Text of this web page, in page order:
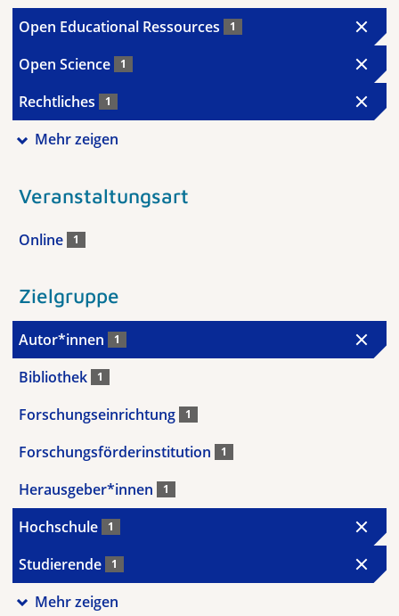
Open Educational Ressources 1
Open Science 1
Rechtliches 1
Mehr zeigen
Veranstaltungsart
Online 1
Zielgruppe
Autor*innen 1
Bibliothek 1
Forschungseinrichtung 1
Forschungsförderinstitution 1
Herausgeber*innen 1
Hochschule 1
Studierende 1
Mehr zeigen